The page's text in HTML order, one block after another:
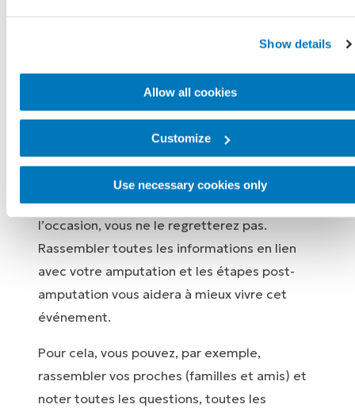
Show details
Allow all cookies
Customize
Use necessary cookies only
votre détermination et de vos efforts.
Pour mettre toutes les chances de votre
côté, vous pouvez vous préparer à rencontrer
les membres de votre équipe de
rééducation. Bien sûr, tout le monde n’a pas
cette chance (notamment si votre
amputation est urgente), mais si vous en avez
l’occasion, vous ne le regretterez pas.
Rassembler toutes les informations en lien
avec votre amputation et les étapes post-
amputation vous aidera à mieux vivre cet
événement.
Pour cela, vous pouvez, par exemple,
rassembler vos proches (familles et amis) et
noter toutes les questions, toutes les